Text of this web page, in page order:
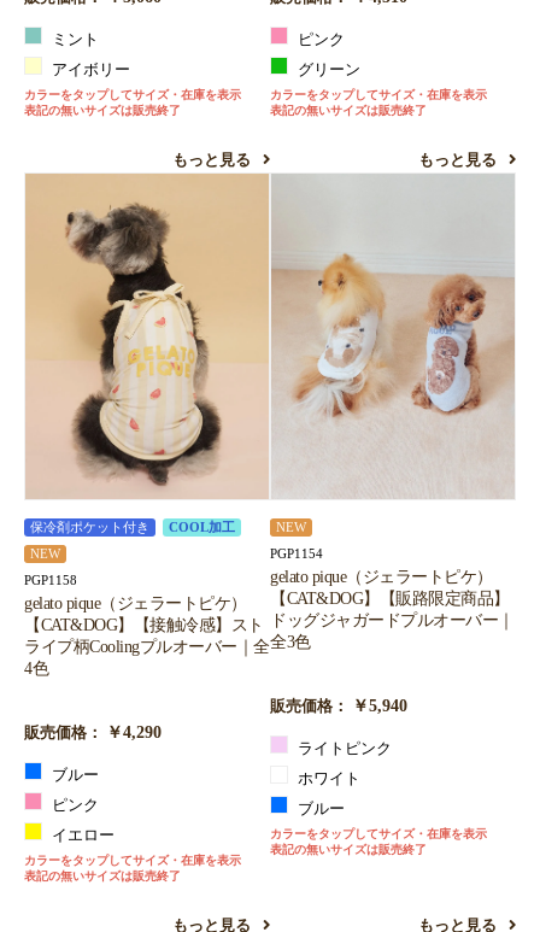
ミント
アイボリー
カラーをタップしてサイズ・在庫を表示
表記の無いサイズは販売終了
もっと見る
ピンク
グリーン
カラーをタップしてサイズ・在庫を表示
表記の無いサイズは販売終了
もっと見る
保冷剤ポケット付き
COOL加工
NEW
PGP1158
gelato pique（ジェラートピケ）
【CAT&DOG】【接触冷感】スト
ライプ柄Coolingプルオーバー｜全
4色
販売価格： ￥4,290
ブルー
ピンク
イエロー
カラーをタップしてサイズ・在庫を表示
表記の無いサイズは販売終了
もっと見る
NEW
PGP1154
gelato pique（ジェラートピケ）
【CAT&DOG】【販路限定商品】
ドッグジャガードプルオーバー｜
全3色
販売価格： ￥5,940
ライトピンク
ホワイト
ブルー
カラーをタップしてサイズ・在庫を表示
表記の無いサイズは販売終了
もっと見る